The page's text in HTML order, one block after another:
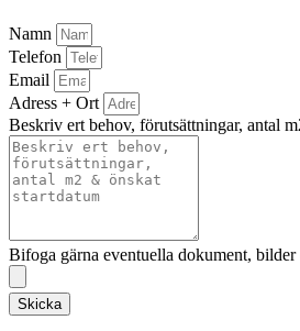
Namn
Telefon
Email
Adress + Ort
Beskriv ert behov, förutsättningar, antal
Bifoga gärna eventuella dokument,
Skicka